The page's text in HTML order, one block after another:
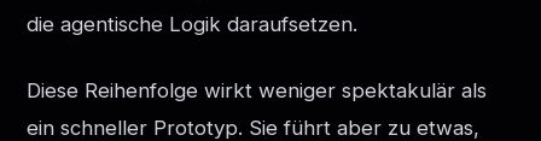
die agentische Logik daraufsetzen.
Diese Reihenfolge wirkt weniger spektakulär als
ein schneller Prototyp. Sie führt aber zu etwas,